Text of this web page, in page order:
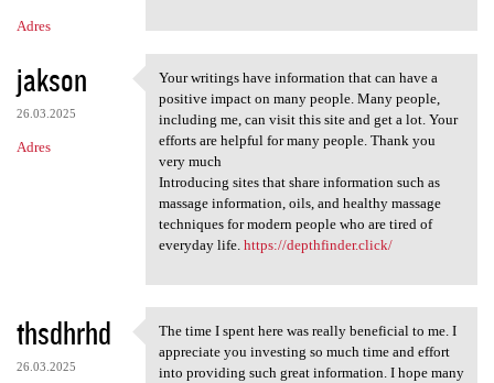
Adres
jakson
26.03.2025
Adres
Your writings have
Your writings have information that can have a
positive impact on many people. Many people,
including me, can visit this site and get a lot. Your
efforts are helpful for many people. Thank you
very much
Introducing sites that share information such as
massage information, oils, and healthy massage
techniques for modern people who are tired of
everyday life. https://depthfinder.click/
thsdhrhd
26.03.2025
The time I spent here was
The time I spent here was really beneficial to me. I
appreciate you investing so much time and effort
into providing such great information. I hope many